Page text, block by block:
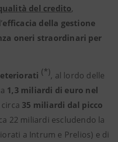
del credito,
efficacia della gestione
oneri straordinari per
(*), al lordo delle
1,3 miliardi di euro nel
35 miliardi dal picco
22 miliardi escludendo la
a Intrum e Prelios) e di